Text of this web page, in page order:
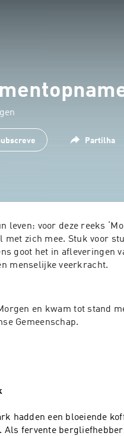
Partilha
leven: voor deze reeks
met zich mee. Stuk voor
goot het in afleveringen
menselijke veerkracht.
en kwam tot stand
Gemeenschap.
hadden een bloeiende
Als fervente